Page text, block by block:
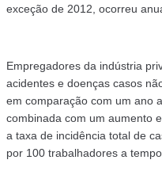
exceção de 2012, ocorreu
Empregadores da indústria
acidentes e doenças casos
em comparação com um ano
combinada com um aumento
a taxa de incidência total de
por 100 trabalhadores a